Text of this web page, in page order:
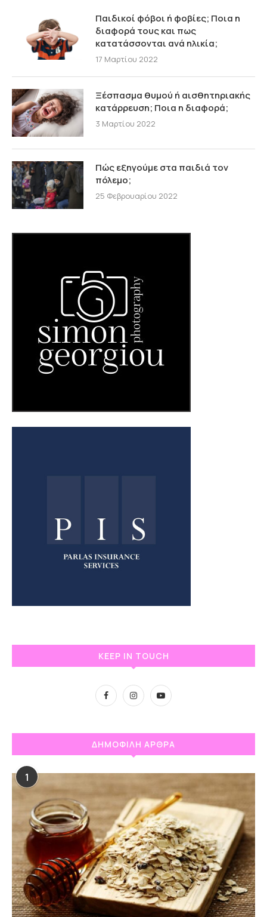
Παιδικοί φόβοι ή φοβίες; Ποια η
διαφορά τους και πως
κατατάσσονται ανά ηλικία;
17 Μαρτίου 2022
Ξέσπασμα θυμού ή αισθητηριακής
κατάρρευση; Ποια η διαφορά;
3 Μαρτίου 2022
Πώς εξηγούμε στα παιδιά τον
πόλεμο;
25 Φεβρουαρίου 2022
KEEP IN TOUCH
ΔΗΜΟΦΙΛΗ ΑΡΘΡΑ
1